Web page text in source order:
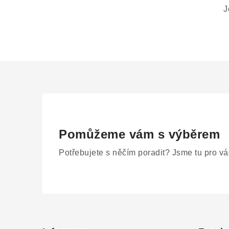
Pomůžeme vám s výběrem
Potřebujete s něčím poradit? Jsme tu pro